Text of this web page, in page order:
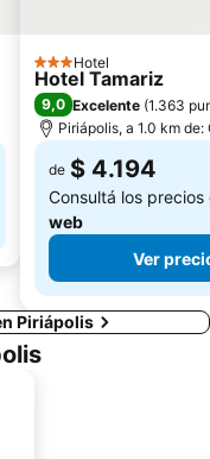
3 Estrellas
Hotel
Hotel Tamariz
9,0 Excelente (1.363
Piriápolis, a 1.0 km
de $ 4.194
Consultá los
web
Ver
Piriápolis